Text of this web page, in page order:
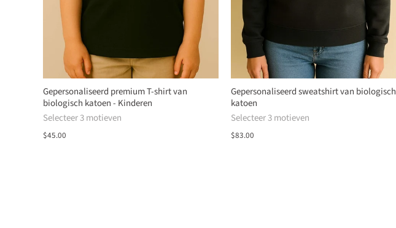
Gepersonaliseerd premium T-shirt van
biologisch katoen - Kinderen
Selecteer 3 motieven
$45.00
Gepersonaliseerd sweatshirt van biologisch
katoen
Selecteer 3 motieven
$83.00